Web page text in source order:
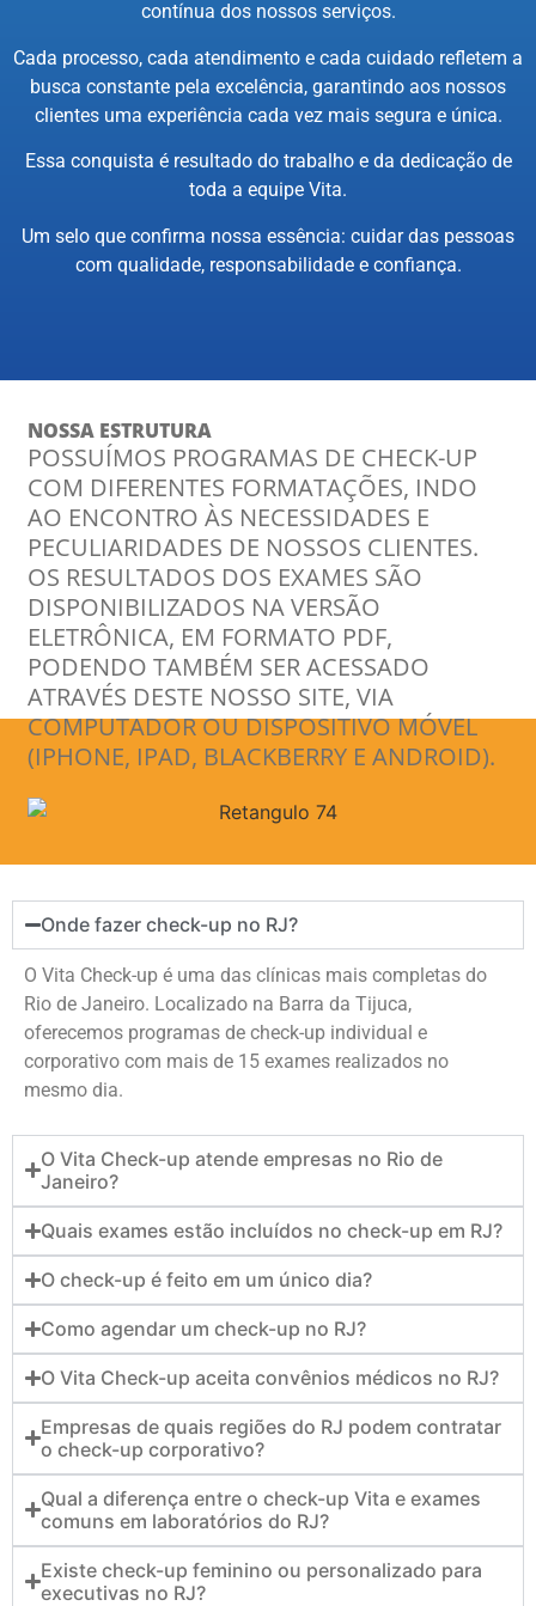
contínua dos nossos serviços.
Cada processo, cada atendimento e cada cuidado refletem a
busca constante pela excelência, garantindo aos nossos
clientes uma experiência cada vez mais segura e única.
Essa conquista é resultado do trabalho e da dedicação de
toda a equipe Vita.
Um selo que confirma nossa essência: cuidar das pessoas
com qualidade, responsabilidade e confiança.
NOSSA ESTRUTURA
POSSUÍMOS PROGRAMAS DE CHECK-UP
COM DIFERENTES FORMATAÇÕES, INDO
AO ENCONTRO ÀS NECESSIDADES E
PECULIARIDADES DE NOSSOS CLIENTES.
OS RESULTADOS DOS EXAMES SÃO
DISPONIBILIZADOS NA VERSÃO
ELETRÔNICA, EM FORMATO PDF,
PODENDO TAMBÉM SER ACESSADO
ATRAVÉS DESTE NOSSO SITE, VIA
COMPUTADOR OU DISPOSITIVO MÓVEL
(IPHONE, IPAD, BLACKBERRY E ANDROID).
Onde fazer check-up no RJ?
O Vita Check-up é uma das clínicas mais completas do
Rio de Janeiro. Localizado na Barra da Tijuca,
oferecemos programas de check-up individual e
corporativo com mais de 15 exames realizados no
mesmo dia.
O Vita Check-up atende empresas no Rio de
Janeiro?
Quais exames estão incluídos no check-up em RJ?
O check-up é feito em um único dia?
Como agendar um check-up no RJ?
O Vita Check-up aceita convênios médicos no RJ?
Empresas de quais regiões do RJ podem contratar
o check-up corporativo?
Qual a diferença entre o check-up Vita e exames
comuns em laboratórios do RJ?
Existe check-up feminino ou personalizado para
executivas no RJ?